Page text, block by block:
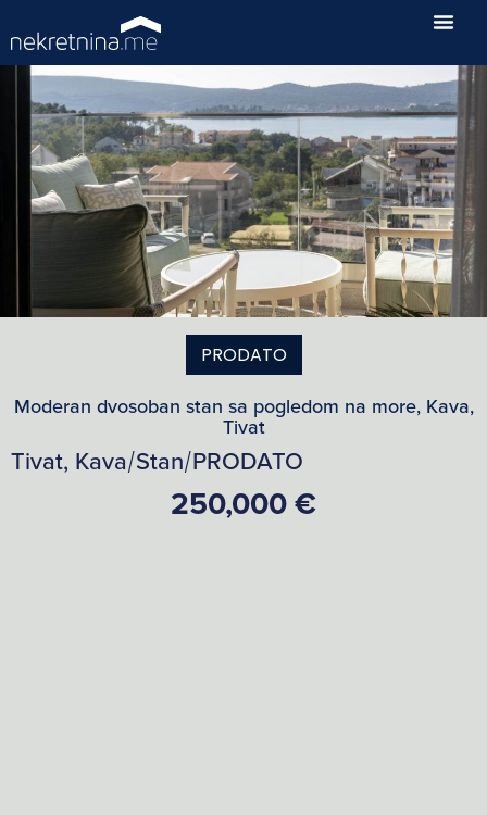
PRODATO
Moderan dvosoban stan sa pogledom na more, Kava,
Tivat
Tivat, Kava/Stan/PRODATO
250,000 €